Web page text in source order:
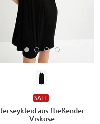
SALE
Jerseykleid aus fließender
Viskose